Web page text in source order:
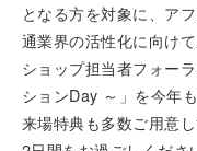
となる方を対象に、ア
通業界の活性化に向け
ショップ担当者フォー
ションDay ～」を今年
来場特典も多数ご用意